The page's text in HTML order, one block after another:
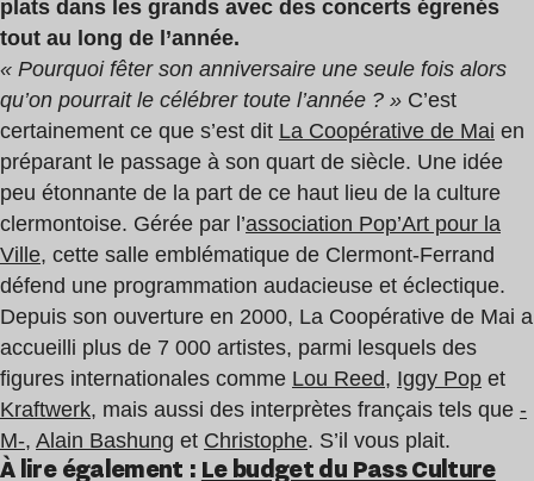
plats dans les grands avec des concerts égrenés
tout au long de l’année.
« Pourquoi fêter son anniversaire une seule fois alors
qu’on pourrait le célébrer toute l’année ? » C’est
certainement ce que s’est dit La Coopérative de Mai en
préparant le passage à son quart de siècle. Une idée
peu étonnante de la part de ce haut lieu de la culture
clermontoise. Gérée par l’association Pop’Art pour la
Ville, cette salle emblématique de Clermont-Ferrand
défend une programmation audacieuse et éclectique.
Depuis son ouverture en 2000, La Coopérative de Mai a
accueilli plus de 7 000 artistes, parmi lesquels des
figures internationales comme Lou Reed, Iggy Pop et
Kraftwerk, mais aussi des interprètes français tels que -
M-, Alain Bashung et Christophe. S’il vous plait.
À lire également : Le budget du Pass Culture